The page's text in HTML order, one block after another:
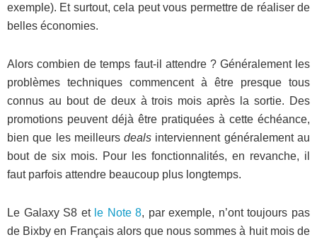
exemple). Et surtout, cela peut vous permettre de réaliser de
belles économies.
Alors combien de temps faut-il attendre ? Généralement les
problèmes techniques commencent à être presque tous
connus au bout de deux à trois mois après la sortie. Des
promotions peuvent déjà être pratiquées à cette échéance,
bien que les meilleursdeals interviennent généralement au
bout de six mois. Pour les fonctionnalités, en revanche, il
faut parfois attendre beaucoup plus longtemps.
Le Galaxy S8 et le Note 8, par exemple, n’ont toujours pas
de Bixby en Français alors que nous sommes à huit mois de